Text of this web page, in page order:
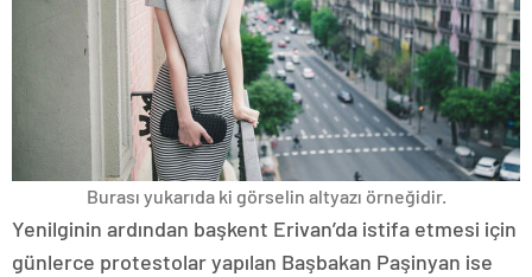
Burası yukarıda ki görselin altyazı örneğidir.
Yenilginin ardından başkent Erivan’da istifa etmesi için
günlerce protestolar yapılan Başbakan Paşinyan ise